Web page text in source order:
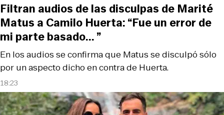
18:23
En los audios se confirma que Matus se disculpó sólo
por un aspecto dicho en contra de Huerta.
Filtran audios de las disculpas de Marité
Matus a Camilo Huerta: “Fue un error de
mi parte basado... ”